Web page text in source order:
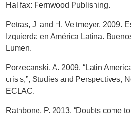
Halifax: Fernwood Publishing.
Petras, J. and H. Veltmeyer. 2009.
Izquierda en América Latina.
Lumen.
Porzecanski, A. 2009. “Latin
crisis,”, Studies and Perspectives,
ECLAC.
Rathbone, P. 2013. “Doubts come